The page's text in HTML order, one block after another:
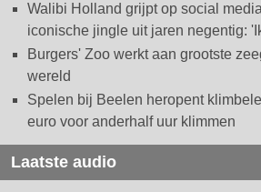
Walibi Holland grijpt op social
iconische jingle uit jaren negentig:
Burgers' Zoo werkt aan grootste
wereld
Spelen bij Beelen heropent
euro voor anderhalf uur klimmen
Laatste audio